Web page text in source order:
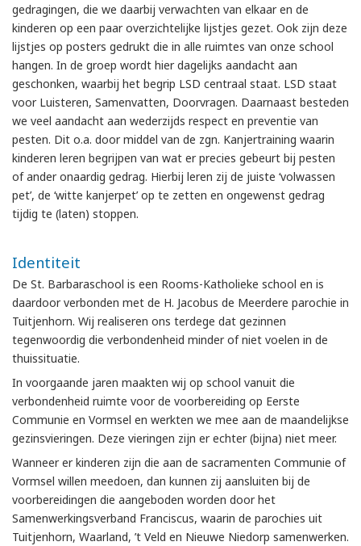
gedragingen, die we daarbij verwachten van elkaar en de
kinderen op een paar overzichtelijke lijstjes gezet. Ook zijn deze
lijstjes op posters gedrukt die in alle ruimtes van onze school
hangen. In de groep wordt hier dagelijks aandacht aan
geschonken, waarbij het begrip LSD centraal staat. LSD staat
voor Luisteren, Samenvatten, Doorvragen. Daarnaast besteden
we veel aandacht aan wederzijds respect en preventie van
pesten. Dit o.a. door middel van de zgn. Kanjertraining waarin
kinderen leren begrijpen van wat er precies gebeurt bij pesten
of ander onaardig gedrag. Hierbij leren zij de juiste ‘volwassen
pet’, de ‘witte kanjerpet’ op te zetten en ongewenst gedrag
tijdig te (laten) stoppen.
Identiteit
De St. Barbaraschool is een Rooms-Katholieke school en is
daardoor verbonden met de H. Jacobus de Meerdere parochie in
Tuitjenhorn. Wij realiseren ons terdege dat gezinnen
tegenwoordig die verbondenheid minder of niet voelen in de
thuissituatie.
In voorgaande jaren maakten wij op school vanuit die
verbondenheid ruimte voor de voorbereiding op Eerste
Communie en Vormsel en werkten we mee aan de maandelijkse
gezinsvieringen. Deze vieringen zijn er echter (bijna) niet meer.
Wanneer er kinderen zijn die aan de sacramenten Communie of
Vormsel willen meedoen, dan kunnen zij aansluiten bij de
voorbereidingen die aangeboden worden door het
Samenwerkingsverband Franciscus, waarin de parochies uit
Tuitjenhorn, Waarland, ’t Veld en Nieuwe Niedorp samenwerken.